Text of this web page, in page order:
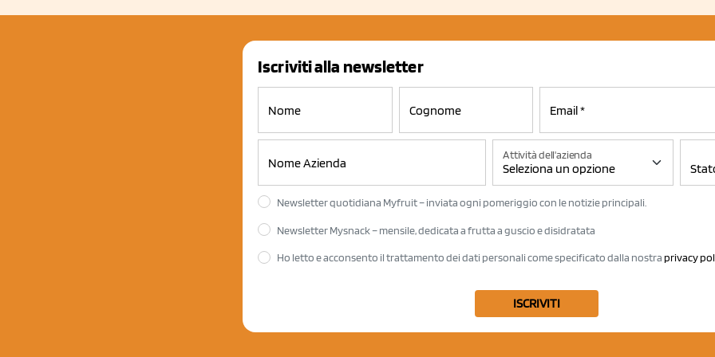
Iscriviti alla newsletter
Attività dell'azienda
Newsletter quotidiana Myfruit – inviata ogni pomeriggio con le notizie principali.
Newsletter Mysnack – mensile, dedicata a frutta a guscio e disidratata
Ho letto e acconsento il trattamento dei dati personali come specificato dalla nostra privacy
ISCRIVITI